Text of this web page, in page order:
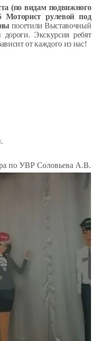
(по видам подвижного
Моторист рулевой под
посетили Выставочный
дороги. Экскурсия ребят
от каждого из нас!
по УВР Соловьева А.В.